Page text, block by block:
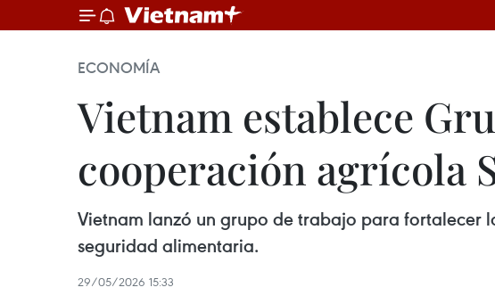
ECONOMÍA
Vietnam establece
cooperación agrícola
Vietnam lanzó un grupo de trabajo para fortalecer
seguridad alimentaria.
29/05/2026 15:33